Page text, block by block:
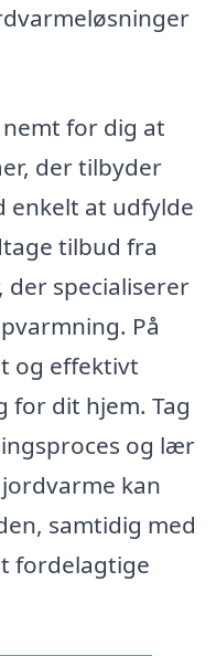
for dig at
der tilbyder
enkelt at udfylde
tilbud fra
specialiserer
På
og effektivt
for dit hjem. Tag
og lær
kan
samtidig med
fordelagtige